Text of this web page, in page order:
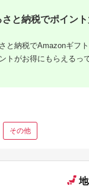
さと納税でポイント
と納税でAmazonギフ
トがお得にもらえるっ
その他